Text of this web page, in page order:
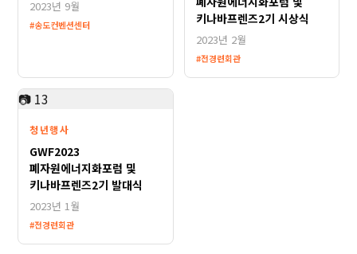
설명
YouTube URL(영상 포트폴리오인 경우)
장소 태그(#장소명, 띄어쓰기로 구분)
2023년 9월
#송도컨벤션센터
키나바프렌즈2기 시상식
2023년 2월
#전경련회관
📷 13
청년행사
GWF2023
폐자원에너지화포럼 및
키나바프렌즈2기 발대식
2023년 1월
#전경련회관